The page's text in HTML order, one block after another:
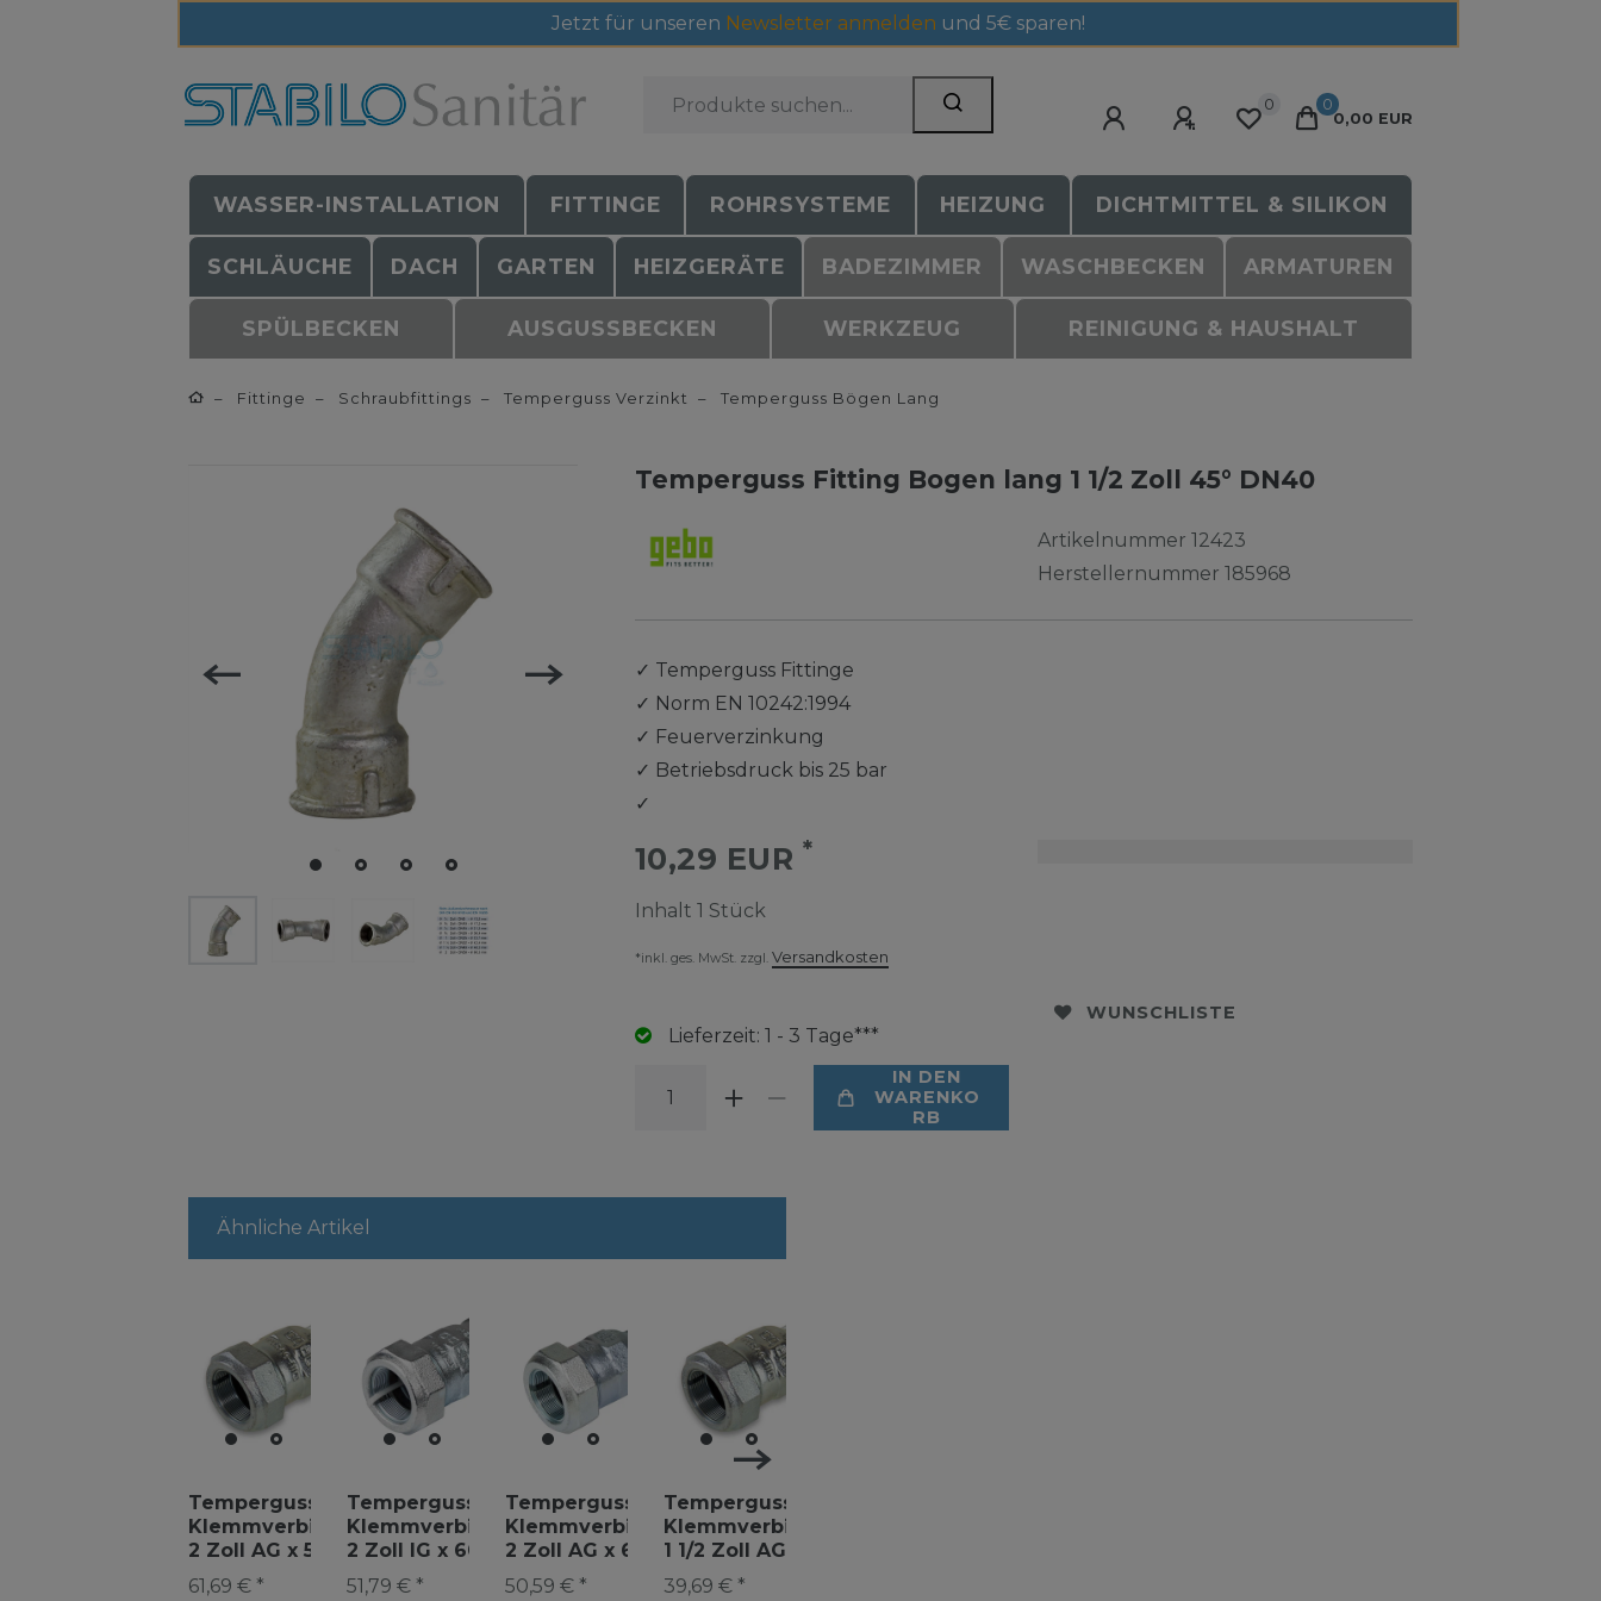
Jetzt für unseren Newsletter anmelden und 5€ sparen!
0
0
0,00 EUR
WASSER-INSTALLATION FITTINGE ROHRSYSTEME HEIZUNG DICHTMITTEL & SILIKON
SCHLÄUCHE DACH GARTEN HEIZGERÄTE BADEZIMMER WASCHBECKEN ARMATUREN
SPÜLBECKEN AUSGUSSBECKEN WERKZEUG REINIGUNG & HAUSHALT
Fittinge Schraubfittings Temperguss Verzinkt Temperguss Bögen Lang
Temperguss Fitting Bogen lang 1 1/2 Zoll 45° DN40
Artikelnummer12423
Herstellernummer185968
✓ Temperguss Fittinge
✓ Norm EN 10242:1994
✓ Feuerverzinkung
✓ Betriebsdruck bis 25 bar
✓
10,29 EUR *
Inhalt 1 Stück
*inkl. ges. MwSt. zzgl. Versandkosten
Lieferzeit: 1 - 3 Tage***
IN DEN
WARENKO
RB
WUNSCHLISTE
Ähnliche Artikel
Temperguss
Klemmverbinder
2 Zoll AG x 57,0
mm Siederohr
61,69 € *
Temperguss
Klemmverbinder
2 Zoll IG x 60,3
mm Stahlrohr
51,79 € *
Temperguss
Klemmverbinder
2 Zoll AG x 60,3
mm Stahlrohr
50,59 € *
Temperguss
Klemmverbinder
1 1/2 Zoll AG x
51,0 mm
39,69 € *